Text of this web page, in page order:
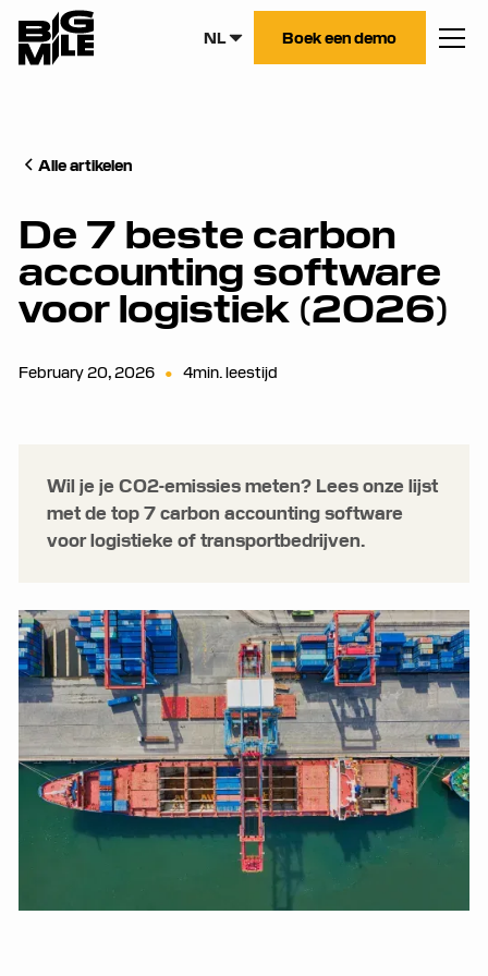
NL Boek een demo
Alle artikelen
De 7 beste carbon
accounting software
voor logistiek (2026)
February 20, 2026 • 4min. leestijd
Wil je je CO2-emissies meten? Lees onze lijst
met de top 7 carbon accounting software
voor logistieke of transportbedrijven.